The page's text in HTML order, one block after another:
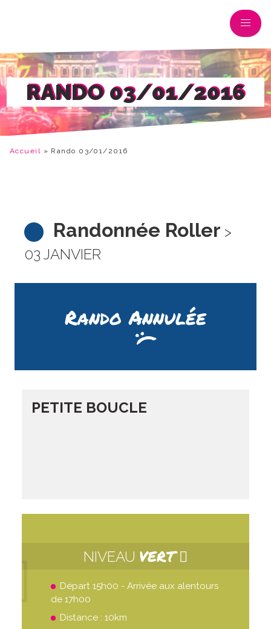
RANDO 03/01/2016
Accueil » Rando 03/01/2016
Randonnée Roller >
03 JANVIER
Rando Annulée
PETITE BOUCLE
NIVEAU VERT
Départ 15h00 - Arrivée aux alentours
de 17h00
Distance : 10km